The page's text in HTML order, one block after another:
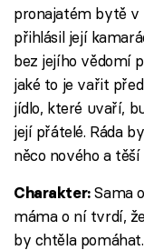
pronajatém bytě v
přihlásil její
bez jejího vědomí
jaké to je vařit
jídlo, které uvaří,
její přátelé. Ráda
něco nového a těší
Charakter:Sama
máma o ní tvrdí,
by chtěla